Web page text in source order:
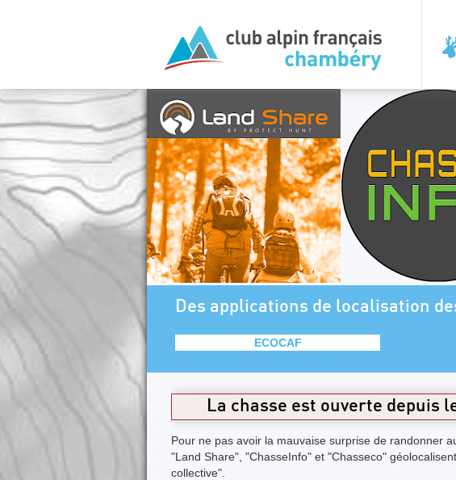
Des applications de localisation
ECOCAF
La chasse est ouverte depuis
Pour ne pas avoir la mauvaise surprise de randonner
"Land Share", "ChasseInfo" et "Chasseco"
collective".